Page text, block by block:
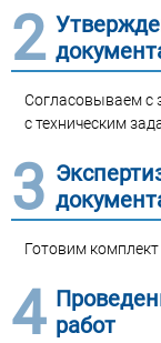
2
Согласовываем с
с техническим
3
Готовим
4 работ